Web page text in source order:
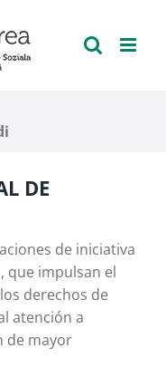
DE
de iniciativa
que impulsan el
derechos de
atención a
de mayor